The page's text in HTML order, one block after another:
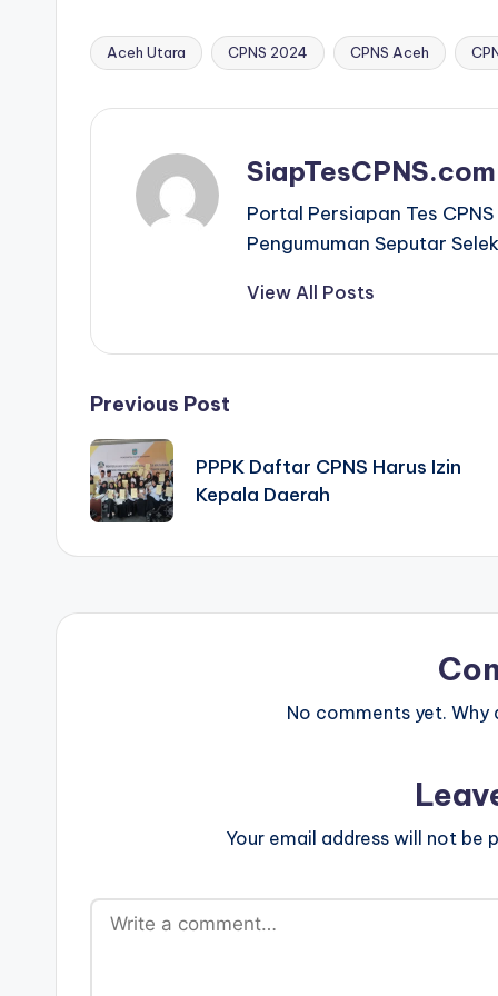
Tags:
Aceh Utara CPNS 2024 CPNS Aceh
SiapTesCPNS.com
Portal Persiapan Tes
Pengumuman Seputar
View All Posts
Post
navigation
Previous Post
PPPK Daftar CPNS Harus Izin
Kepala Daerah
No comments yet. Why
Your email address will not be